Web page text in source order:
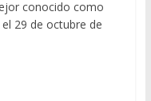
conocido como
29 de octubre de